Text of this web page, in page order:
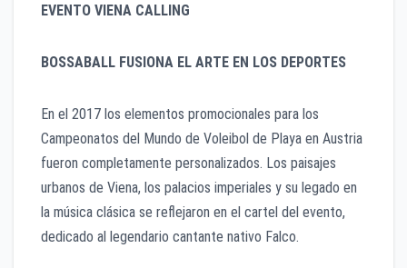
EVENTO VIENA CALLING
BOSSABALL FUSIONA EL ARTE EN LOS DEPORTES
En el 2017 los elementos promocionales para los
Campeonatos del Mundo de Voleibol de Playa en Austria
fueron completamente personalizados. Los paisajes
urbanos de Viena, los palacios imperiales y su legado en
la música clásica se reflejaron en el cartel del evento,
dedicado al legendario cantante nativo Falco.